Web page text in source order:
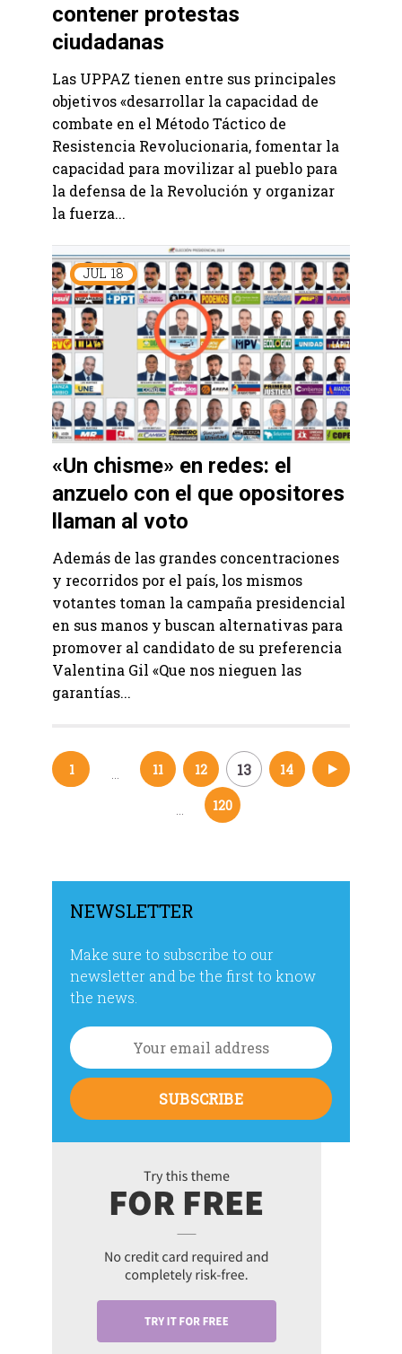
contener protestas
ciudadanas
Las UPPAZ tienen entre sus principales
objetivos «desarrollar la capacidad de
combate en el Método Táctico de
Resistencia Revolucionaria, fomentar la
capacidad para movilizar al pueblo para
la defensa de la Revolución y organizar
la fuerza...
JUL 18
«Un chisme» en redes: el
anzuelo con el que opositores
llaman al voto
Además de las grandes concentraciones
y recorridos por el país, los mismos
votantes toman la campaña presidencial
en sus manos y buscan alternativas para
promover al candidato de su preferencia
Valentina Gil «Que nos nieguen las
garantías...
NEWSLETTER
Make sure to subscribe to our
newsletter and be the first to know
the news.
Navegación
1 11 12 13 14 15
120